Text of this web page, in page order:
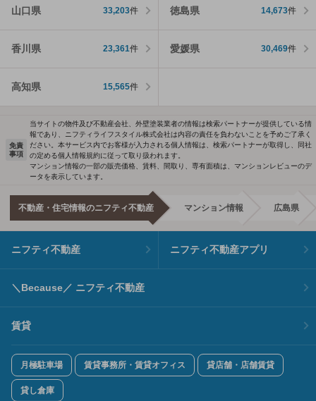
山口県 33,203件 徳島県 14,673件
香川県 23,361件 愛媛県 30,469件
高知県 15,565件
免責
事項
当サイトの物件及び不動産会社、外壁塗装業者の情報は検索パートナーが提供している情
報であり、ニフティライフスタイル株式会社は内容の責任を負わないことを予めご了承く
ださい。本サービス内でお客様が入力される個人情報は、検索パートナーが取得し、同社
の定める個人情報規約に従って取り扱われます。
マンション情報の一部の販売価格、賃料、間取り、専有面積は、マンションレビューのデ
ータを表示しています。
不動産・住宅情報のニフティ不動産 マンション情報 広島県
ニフティ不動産 ニフティ不動産アプリ
＼Because／ ニフティ不動産
賃貸
月極駐車場 賃貸事務所・賃貸オフィス 貸店舗・店舗賃貸
貸し倉庫